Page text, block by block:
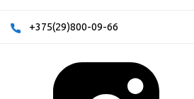
+375(29)800-09-66